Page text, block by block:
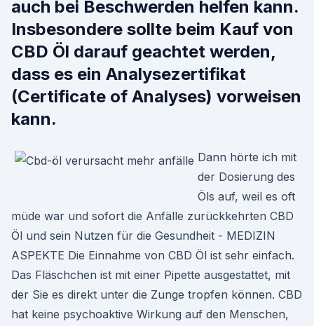
auch bei Beschwerden helfen kann.
Insbesondere sollte beim Kauf von
CBD Öl darauf geachtet werden,
dass es ein Analysezertifikat
(Certificate of Analyses) vorweisen
kann.
Dann hörte ich mit
der Dosierung des
Öls auf, weil es oft
müde war und sofort die Anfälle zurückkehrten CBD
Öl und sein Nutzen für die Gesundheit - MEDIZIN
ASPEKTE Die Einnahme von CBD Öl ist sehr einfach.
Das Fläschchen ist mit einer Pipette ausgestattet, mit
der Sie es direkt unter die Zunge tropfen können. CBD
hat keine psychoaktive Wirkung auf den Menschen,